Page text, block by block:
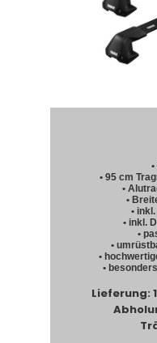
• 95 cm
•
•
•
• inkl.
•
•
•
•
Lieferung: